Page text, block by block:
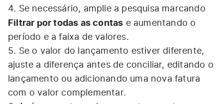
4. Se necessário, amplie a pesquisa marcando
Filtrar por todas as contas e aumentando o
período e a faixa de valores.
5. Se o valor do lançamento estiver diferente,
ajuste a diferença antes de conciliar, editando o
lançamento ou adicionando uma nova fatura
com o valor complementar.